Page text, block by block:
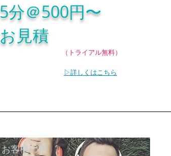
5分＠500円〜
お見積
（トライアル無料）
▷詳しくはこちら
お客様の声